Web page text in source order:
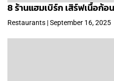
8 ร้านแฮมเบิร์ก เสิร์ฟเนื้อก้
Restaurants | September 16, 2025